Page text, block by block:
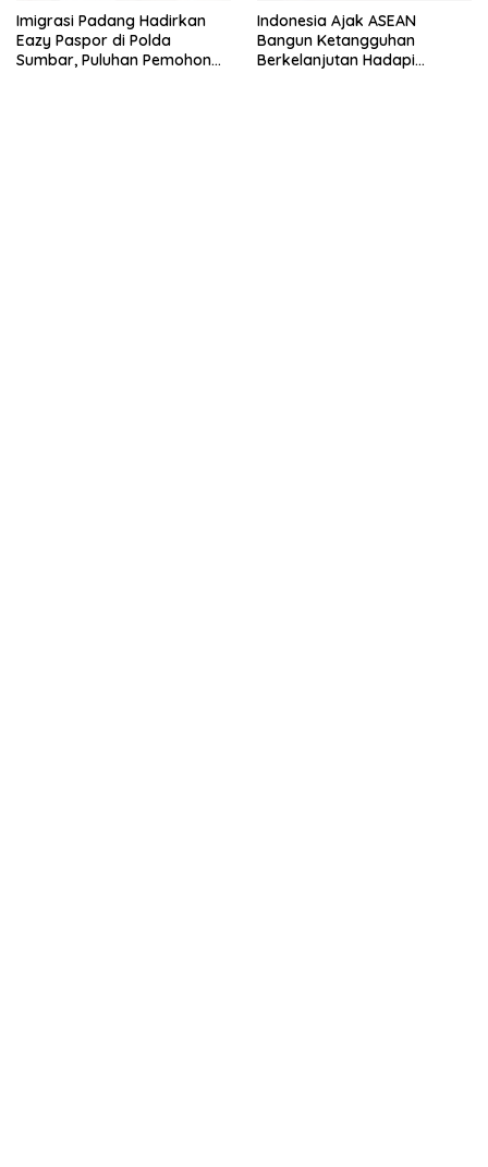
Imigrasi Padang Hadirkan
Eazy Paspor di Polda
Sumbar, Puluhan Pemohon
Indonesia Ajak ASEAN
Bangun Ketangguhan
Berkelanjutan Hadapi